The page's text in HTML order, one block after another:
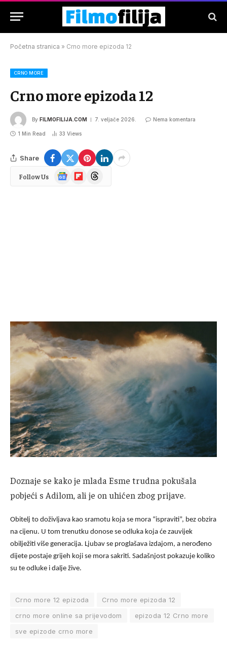
Početna stranica » Crno more epizoda 12
CRNO MORE
Crno more epizoda 12
By FILMOFILIJA.COM 7. veljače 2026. Nema komentara
1 Min Read 33 Views
Share
Follow Us
Google
News
FlipboardThreads
Doznaje se kako je mlada Esme trudna pokušala
pobjeći s Adilom, ali je on uhićen zbog prijave.
Obitelj to doživljava kao sramotu koja se mora “ispraviti”, bez obzira
na cijenu. U tom trenutku donose se odluka koja će zauvijek
obilježiti više generacija. Ljubav se proglašava izdajom, a nerođeno
dijete postaje grijeh koji se mora sakriti. Sadašnjost pokazuje koliko
su te odluke i dalje žive.
Crno more 12 epizoda
Crno more epizoda 12
crno more online sa prijevodom
epizoda 12 Crno more
sve epizode crno more